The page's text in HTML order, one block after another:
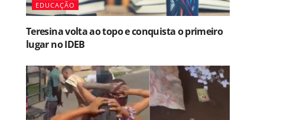
EDUCAÇÃO
Teresina volta ao topo e conquista o primeiro
lugar no IDEB